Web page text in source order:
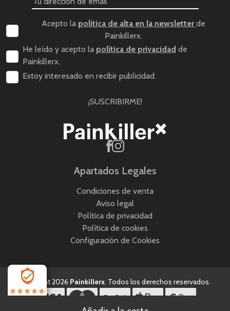
Acepto la política de alta en la newsletterde
Painkillerx.
He leído y acepto la política de privacidad de
Painkillerx.
Estoy interesado en recibir publicidad.
¡SUSCRIBIRME!
Apartados Legales
Condiciones de venta
Aviso legal
Política de privacidad
Política de cookies
Configuración de Cookies
Copyright 2026 Painkillerx. Todos los derechos reservados.